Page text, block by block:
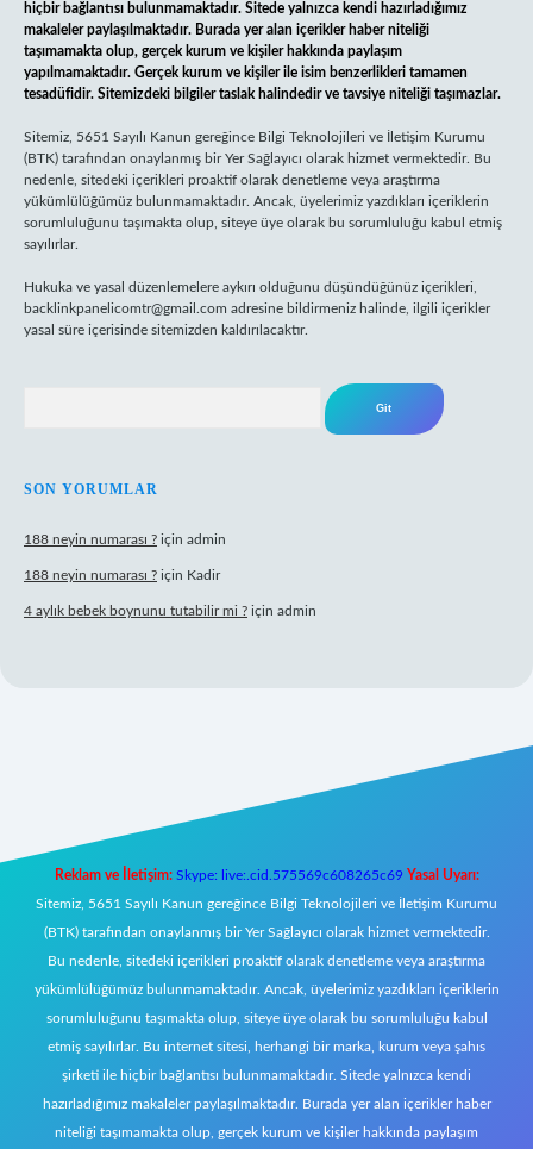
hiçbir bağlantısı bulunmamaktadır. Sitede yalnızca kendi hazırladığımız
makaleler paylaşılmaktadır. Burada yer alan içerikler haber niteliği
taşımamakta olup, gerçek kurum ve kişiler hakkında paylaşım
yapılmamaktadır. Gerçek kurum ve kişiler ile isim benzerlikleri tamamen
tesadüfidir. Sitemizdeki bilgiler taslak halindedir ve tavsiye niteliği taşımazlar.
Sitemiz, 5651 Sayılı Kanun gereğince Bilgi Teknolojileri ve İletişim Kurumu
(BTK) tarafından onaylanmış bir Yer Sağlayıcı olarak hizmet vermektedir. Bu
nedenle, sitedeki içerikleri proaktif olarak denetleme veya araştırma
yükümlülüğümüz bulunmamaktadır. Ancak, üyelerimiz yazdıkları içeriklerin
sorumluluğunu taşımakta olup, siteye üye olarak bu sorumluluğu kabul etmiş
sayılırlar.
Hukuka ve yasal düzenlemelere aykırı olduğunu düşündüğünüz içerikleri,
backlinkpanelicomtr@gmail.com adresine bildirmeniz halinde, ilgili içerikler
yasal süre içerisinde sitemizden kaldırılacaktır.
SON YORUMLAR
188 neyin numarası ? için admin
188 neyin numarası ? için Kadir
4 aylık bebek boynunu tutabilir mi ? için admin
Reklam ve İletişim: Skype: live:.cid.575569c608265c69 Yasal Uyarı:
Sitemiz, 5651 Sayılı Kanun gereğince Bilgi Teknolojileri ve İletişim Kurumu
(BTK) tarafından onaylanmış bir Yer Sağlayıcı olarak hizmet vermektedir.
Bu nedenle, sitedeki içerikleri proaktif olarak denetleme veya araştırma
yükümlülüğümüz bulunmamaktadır. Ancak, üyelerimiz yazdıkları içeriklerin
sorumluluğunu taşımakta olup, siteye üye olarak bu sorumluluğu kabul
etmiş sayılırlar. Bu internet sitesi, herhangi bir marka, kurum veya şahıs
şirketi ile hiçbir bağlantısı bulunmamaktadır. Sitede yalnızca kendi
hazırladığımız makaleler paylaşılmaktadır. Burada yer alan içerikler haber
niteliği taşımamakta olup, gerçek kurum ve kişiler hakkında paylaşım